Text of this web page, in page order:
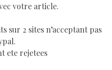
votre article.
sur 2 sites n’acceptant pas
ete rejetees